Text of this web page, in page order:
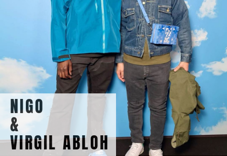
NIGO
&
VIRGIL ABLOH